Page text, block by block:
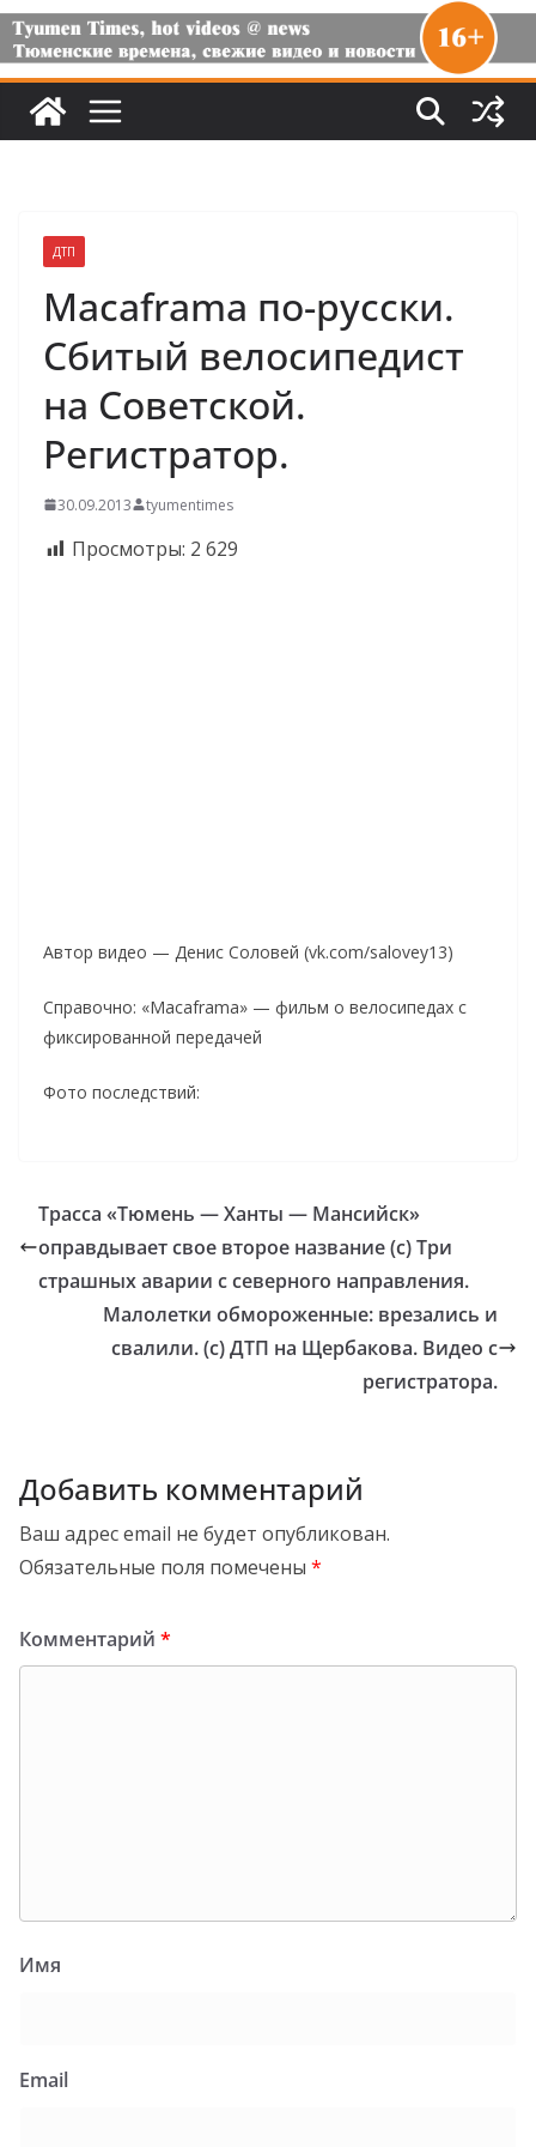
ДТП
Macaframa по-русски.
Cбитый велосипедист
на Советской.
Регистратор.
30.09.2013 tyumentimes
Просмотры: 2 629
Автор видео — Денис Соловей (vk.com/salovey13)
Справочно: «Macaframa» — фильм о велосипедах с
фиксированной передачей
Фото последствий:
Трасса «Тюмень — Ханты — Мансийск»
оправдывает свое второе название (с) Три
страшных аварии с северного направления.
Малолетки обмороженные: врезались и
свалили. (с) ДТП на Щербакова. Видео с
регистратора.
Добавить комментарий
Ваш адрес email не будет опубликован.
Обязательные поля помечены *
Комментарий *
Имя
Email